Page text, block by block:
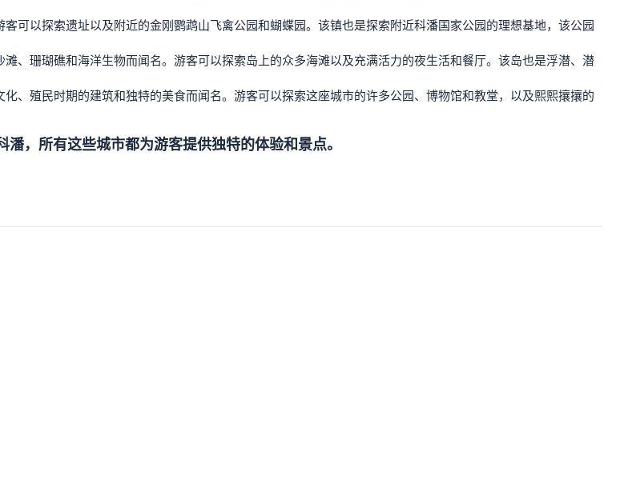
可以探索遗址以及附近的金刚鹦鹉山飞禽公园和蝴蝶园。该镇也是探索附近科潘国家公园的理想基地，该公园
、珊瑚礁和海洋生物而闻名。游客可以探索岛上的众多海滩以及充满活力的夜生活和餐厅。该岛也是浮潜、潜
、殖民时期的建筑和独特的美食而闻名。游客可以探索这座城市的许多公园、博物馆和教堂，以及熙熙攘攘的
，所有这些城市都为游客提供独特的体验和景点。